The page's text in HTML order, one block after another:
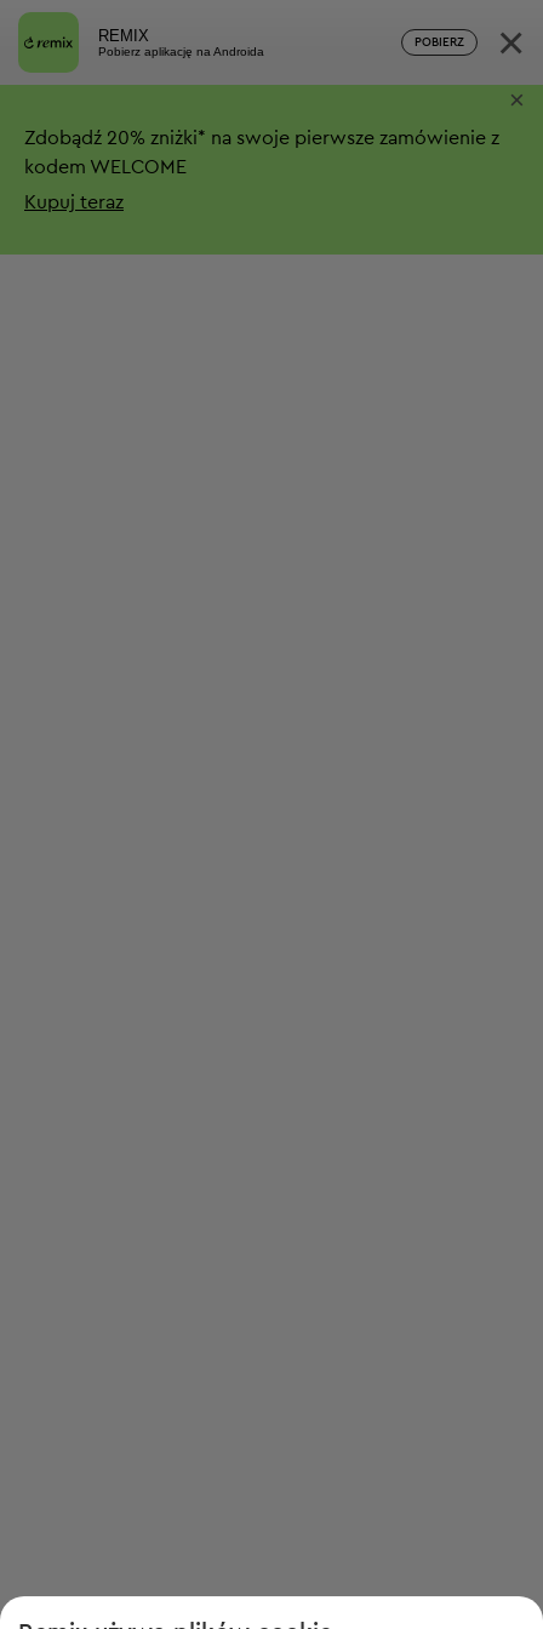
REMIX
Pobierz aplikację na Androida
POBIERZ ×
Zdobądź 20% zniżki* na swoje pierwsze zamówienie z
kodem WELCOME
Kupuj teraz
×